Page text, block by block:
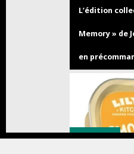
L’édition
Memory » de
en
Animaux